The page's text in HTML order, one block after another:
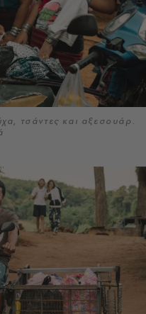
τσάντες και αξεσουάρ.